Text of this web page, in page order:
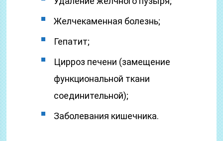
Желчекаменная болезнь;
Гепатит;
Цирроз печени (замещение
функциональной ткани
соединительной);
Заболевания кишечника.